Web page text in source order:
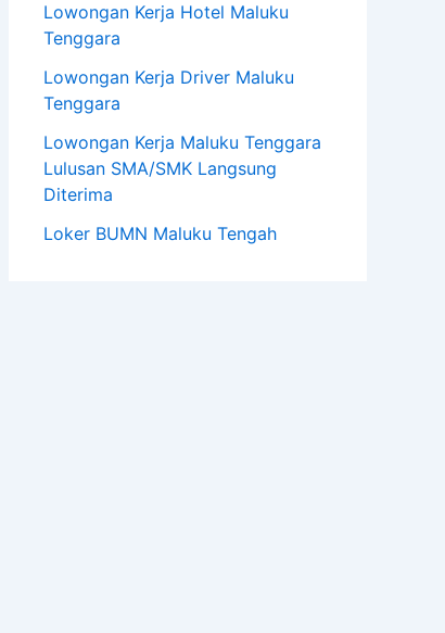
Lowongan Kerja Hotel Maluku
Tenggara
Lowongan Kerja Driver Maluku
Tenggara
Lowongan Kerja Maluku Tenggara
Lulusan SMA/SMK Langsung
Diterima
Loker BUMN Maluku Tengah